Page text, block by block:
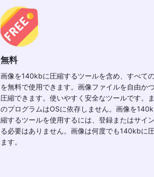
無料
画像を140kbに圧縮するツールを含め、すべて
を無料で使用できます。画像ファイルを自由か
圧縮できます。使いやすく安全なツールです。
のプログラムはOSに依存しません。画像を
縮するツールを使用するには、登録またはサイ
る必要はありません。画像は何度でも140kbに
ます。